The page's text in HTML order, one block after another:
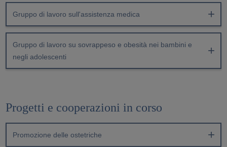
Gruppo di lavoro sull'assistenza medica
Gruppo di lavoro su sovrappeso e obesità nei bambini e
negli adolescenti
Progetti e cooperazioni in corso
Promozione delle ostetriche